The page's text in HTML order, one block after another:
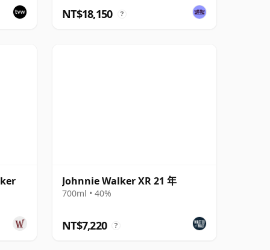
NT$18,150 ?
Johnnie Walker XR 21 年
700ml • 40%
NT$7,220 ?